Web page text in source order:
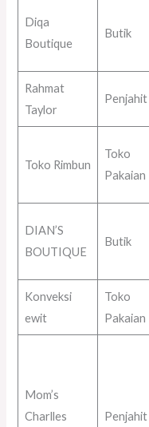
Diqa
Boutique
Butik
Rahmat
Taylor
Penjahit
Toko Rimbun
Toko
Pakaian
DIAN’S
BOUTIQUE
Butik
Konveksi
ewit
Toko
Pakaian
Mom’s
Charlles
Penjahit